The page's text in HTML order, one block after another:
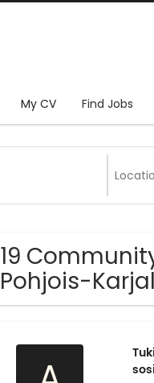
My CV Find Jobs
19
Pohjois-